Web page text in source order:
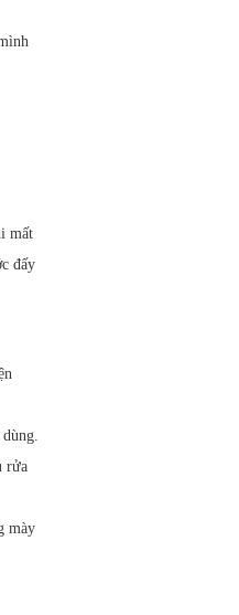
mất
đấy
rửa
mày